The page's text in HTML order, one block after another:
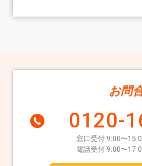
お問
0120-
窓口受付 9:00〜
電話受付 9:00〜